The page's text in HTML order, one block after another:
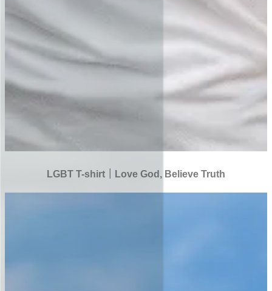
LGBT T-shirt｜Love God, Believe Truth